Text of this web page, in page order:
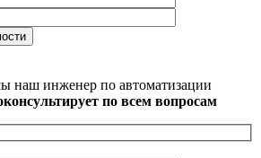
наш инженер по автоматизации
по всем вопросам